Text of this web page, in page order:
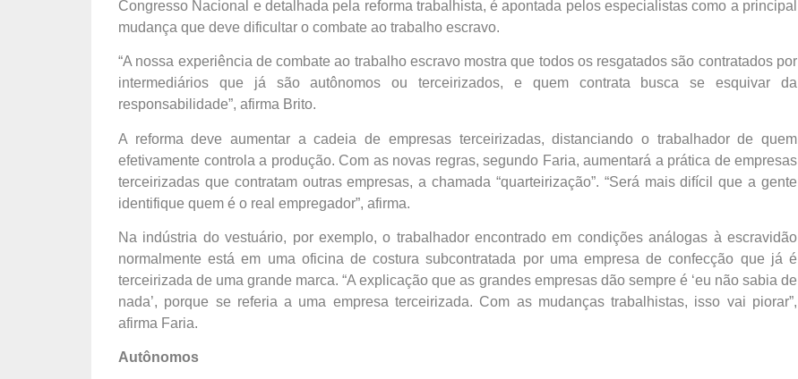
Congresso Nacional e detalhada pela reforma trabalhista, é apontada pelos especialistas como a principal
mudança que deve dificultar o combate ao trabalho escravo.
“A nossa experiência de combate ao trabalho escravo mostra que todos os resgatados são contratados por
intermediários que já são autônomos ou terceirizados, e quem contrata busca se esquivar da
responsabilidade”, afirma Brito.
A reforma deve aumentar a cadeia de empresas terceirizadas, distanciando o trabalhador de quem
efetivamente controla a produção. Com as novas regras, segundo Faria, aumentará a prática de empresas
terceirizadas que contratam outras empresas, a chamada “quarteirização”. “Será mais difícil que a gente
identifique quem é o real empregador”, afirma.
Na indústria do vestuário, por exemplo, o trabalhador encontrado em condições análogas à escravidão
normalmente está em uma oficina de costura subcontratada por uma empresa de confecção que já é
terceirizada de uma grande marca. “A explicação que as grandes empresas dão sempre é ‘eu não sabia de
nada’, porque se referia a uma empresa terceirizada. Com as mudanças trabalhistas, isso vai piorar”,
afirma Faria.
Autônomos